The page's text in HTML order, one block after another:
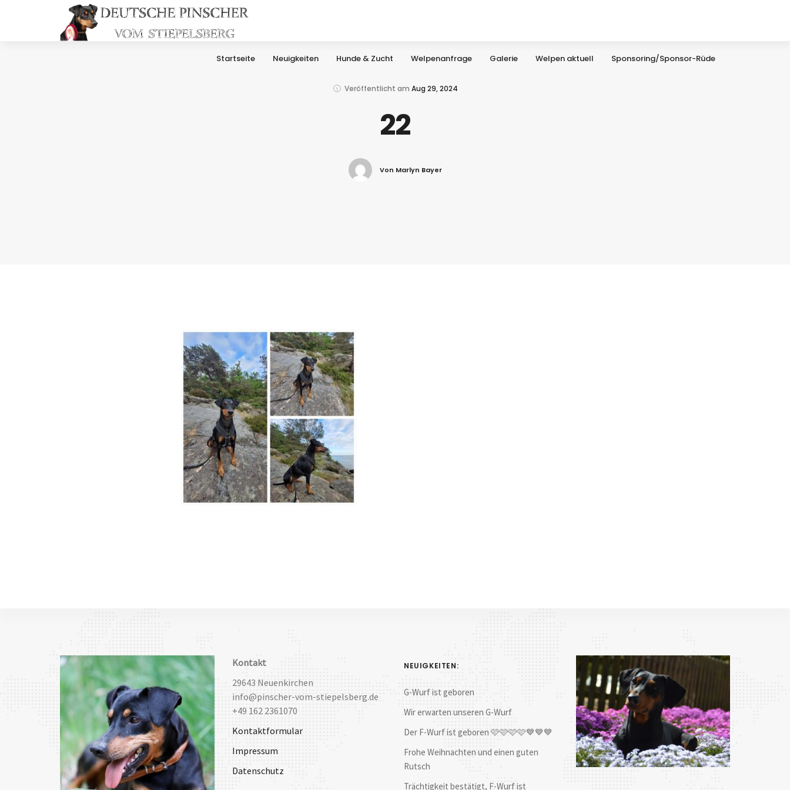
Startseite Neuigkeiten Hunde & Zucht Welpenanfrage Galerie Welpen aktuell Sponsoring/Sponsor-Rüde
Veröffentlicht am Aug 29, 2024
22
Von Marlyn Bayer
Kontakt
29643 Neuenkirchen
info@pinscher-vom-stiepelsberg.de
+49 162 2361070
Kontaktformular
Impressum
Datenschutz
NEUIGKEITEN:
G-Wurf ist geboren
Wir erwarten unseren G-Wurf
Der F-Wurf ist geboren 🩷🩷🩷🩷💙💙💙
Frohe Weihnachten und einen guten
Rutsch
Trächtigkeit bestätigt, F-Wurf ist